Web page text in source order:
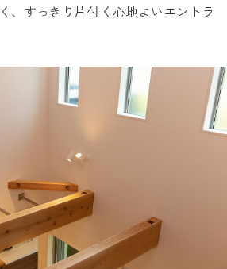
、すっきり片付く心地よいエントラ